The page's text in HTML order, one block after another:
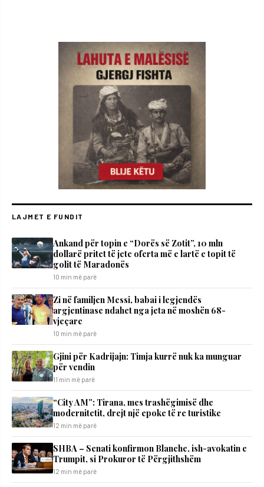
LAJMET E FUNDIT
Ankand për topin e “Dorës së Zotit”, 10 mln
dollarë pritet të jete oferta më e lartë e topit të
golit të Maradonës
10 min më parë
Zi në familjen Messi, babai i legjendës
argjentinase ndahet nga jeta në moshën 68-
vjeçare
10 min më parë
​Gjini për Kadrijajn: Timja kurrë nuk ka munguar
për vendin
11 min më parë
“City AM”: Tirana, mes trashëgimisë dhe
modernitetit, drejt një epoke të re turistike
12 min më parë
SHBA – Senati konfirmon Blanche, ish-avokatin e
Trumpit, si Prokuror të Përgjithshëm
12 min më parë